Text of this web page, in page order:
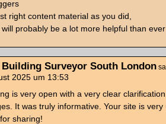
right content material as you did,
probably be a lot more helpful than
Surveyor South London
2025 um 13:53
is very open with a very clear
It was truly informative. Your site is very
sharing!